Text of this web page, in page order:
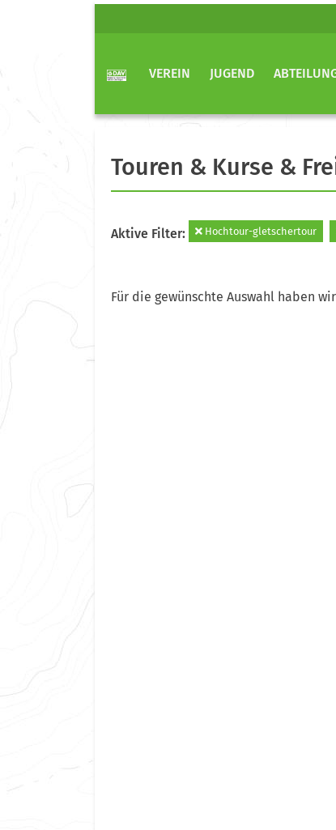
VEREIN JUGEND
Touren & Kurse &
Aktive Filter: Hochtour-gletschertour
Für die gewünschte Auswahl haben